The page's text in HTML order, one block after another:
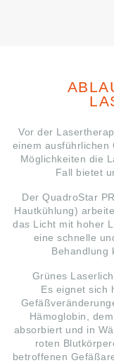
Vor der
einem ausführlichen
Möglichkeiten die
Fall bietet
Der QuadroStar
Hautkühlung)
das Licht mit hoher
eine schnelle
Behandlung
Grünes
Es eignet sich
Hämoglobin,
absorbiert und in
roten
betroffenen